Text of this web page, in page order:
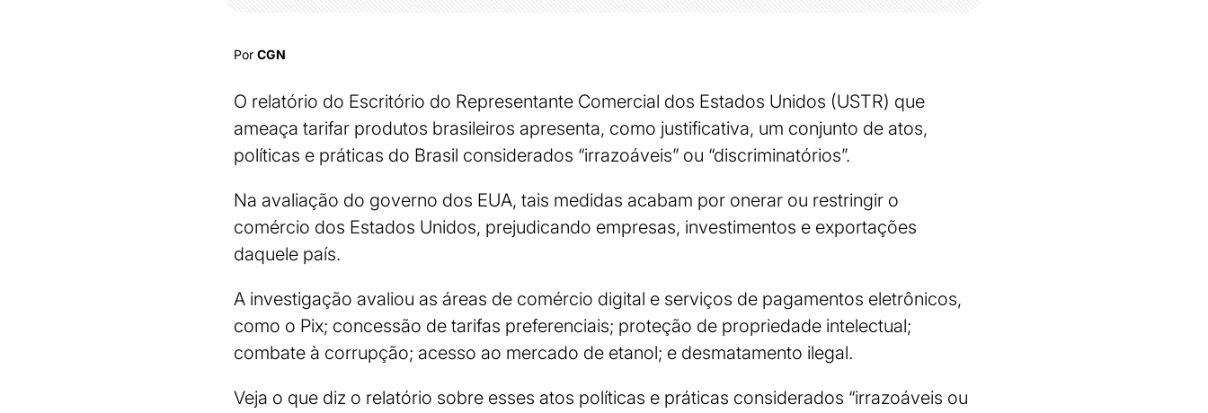
Por CGN
O relatório do Escritório do Representante Comercial dos Estados Unidos (USTR) que
ameaça tarifar produtos brasileiros apresenta, como justificativa, um conjunto de atos,
políticas e práticas do Brasil considerados “irrazoáveis” ou “discriminatórios”.
Na avaliação do governo dos EUA, tais medidas acabam por onerar ou restringir o
comércio dos Estados Unidos, prejudicando empresas, investimentos e exportações
daquele país.
A investigação avaliou as áreas de comércio digital e serviços de pagamentos eletrônicos,
como o Pix; concessão de tarifas preferenciais; proteção de propriedade intelectual;
combate à corrupção; acesso ao mercado de etanol; e desmatamento ilegal.
Veja o que diz o relatório sobre esses atos políticas e práticas considerados “irrazoáveis ou